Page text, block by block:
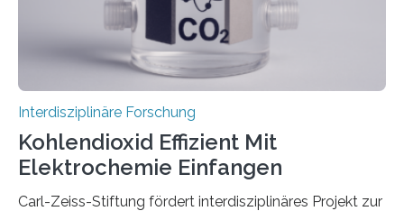
Technischen Universität…
Interdisziplinäre Forschung
Kohlendioxid Effizient Mit
Elektrochemie Einfangen
Carl-Zeiss-Stiftung fördert interdisziplinäres Projekt zur